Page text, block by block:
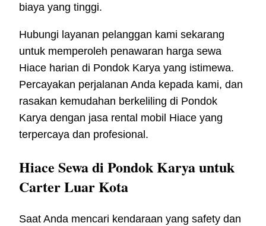
biaya yang tinggi.
Hubungi layanan pelanggan kami sekarang
untuk memperoleh penawaran harga sewa
Hiace harian di Pondok Karya yang istimewa.
Percayakan perjalanan Anda kepada kami, dan
rasakan kemudahan berkeliling di Pondok
Karya dengan jasa rental mobil Hiace yang
terpercaya dan profesional.
Hiace Sewa di Pondok Karya untuk
Carter Luar Kota
Saat Anda mencari kendaraan yang safety dan